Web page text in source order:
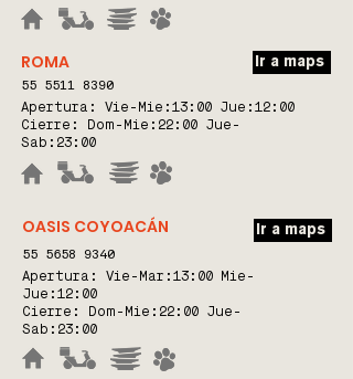
ROMA Ir a maps
55 5511 8390
Apertura: Vie-Mie:13:00 Jue:12:00
Cierre: Dom-Mie:22:00 Jue-
Sab:23:00
OASIS COYOACÁN Ir a maps
55 5658 9340
Apertura: Vie-Mar:13:00 Mie-
Jue:12:00
Cierre: Dom-Mie:22:00 Jue-
Sab:23:00